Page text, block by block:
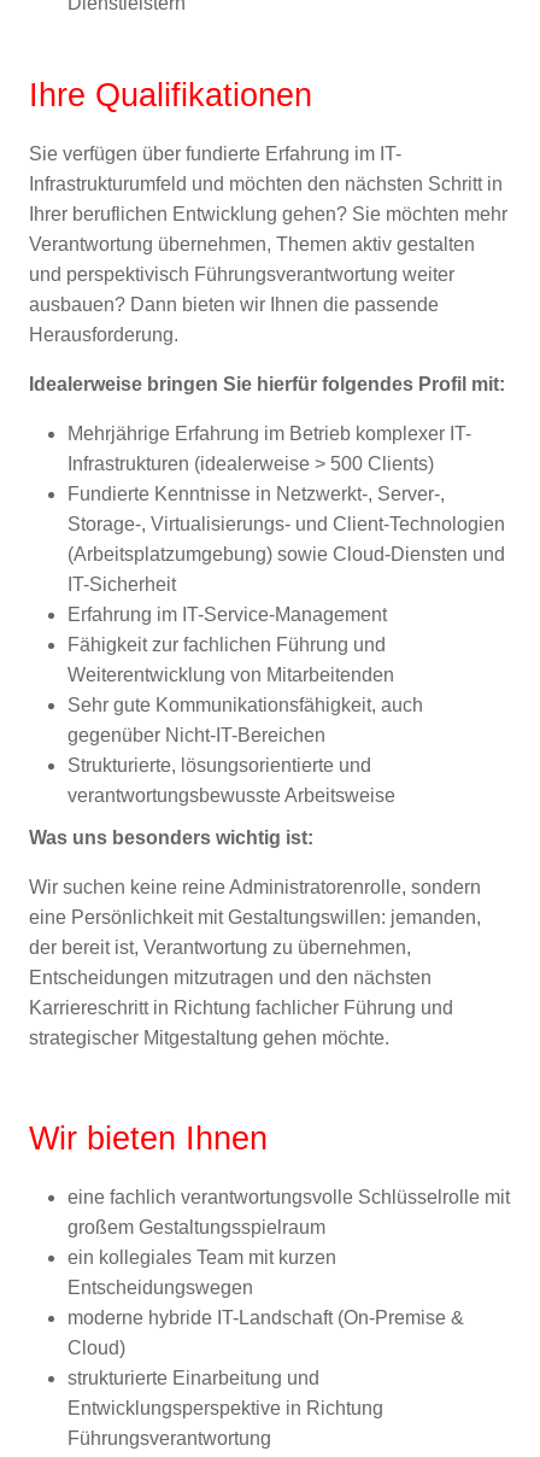
Ihre Qualifikationen
Sie verfügen über fundierte Erfahrung im IT-
Infrastrukturumfeld und möchten den nächsten Schritt in
Ihrer beruflichen Entwicklung gehen? Sie möchten mehr
Verantwortung übernehmen, Themen aktiv gestalten
und perspektivisch Führungsverantwortung weiter
ausbauen? Dann bieten wir Ihnen die passende
Herausforderung.
Idealerweise bringen Sie hierfür folgendes Profil mit:
Mehrjährige Erfahrung im Betrieb komplexer IT-
Infrastrukturen (idealerweise > 500 Clients)
Fundierte Kenntnisse in Netzwerkt-, Server-,
Storage-, Virtualisierungs- und Client-Technologien
(Arbeitsplatzumgebung) sowie Cloud-Diensten und
IT-Sicherheit
Erfahrung im IT-Service-Management
Fähigkeit zur fachlichen Führung und
Weiterentwicklung von Mitarbeitenden
Sehr gute Kommunikationsfähigkeit, auch
gegenüber Nicht-IT-Bereichen
Strukturierte, lösungsorientierte und
verantwortungsbewusste Arbeitsweise
Was uns besonders wichtig ist:
Wir suchen keine reine Administratorenrolle, sondern
eine Persönlichkeit mit Gestaltungswillen: jemanden,
der bereit ist, Verantwortung zu übernehmen,
Entscheidungen mitzutragen und den nächsten
Karriereschritt in Richtung fachlicher Führung und
strategischer Mitgestaltung gehen möchte.
Wir bieten Ihnen
eine fachlich verantwortungsvolle Schlüsselrolle mit
großem Gestaltungsspielraum
ein kollegiales Team mit kurzen
Entscheidungswegen
moderne hybride IT-Landschaft (On-Premise &
Cloud)
strukturierte Einarbeitung und
Entwicklungsperspektive in Richtung
Führungsverantwortung